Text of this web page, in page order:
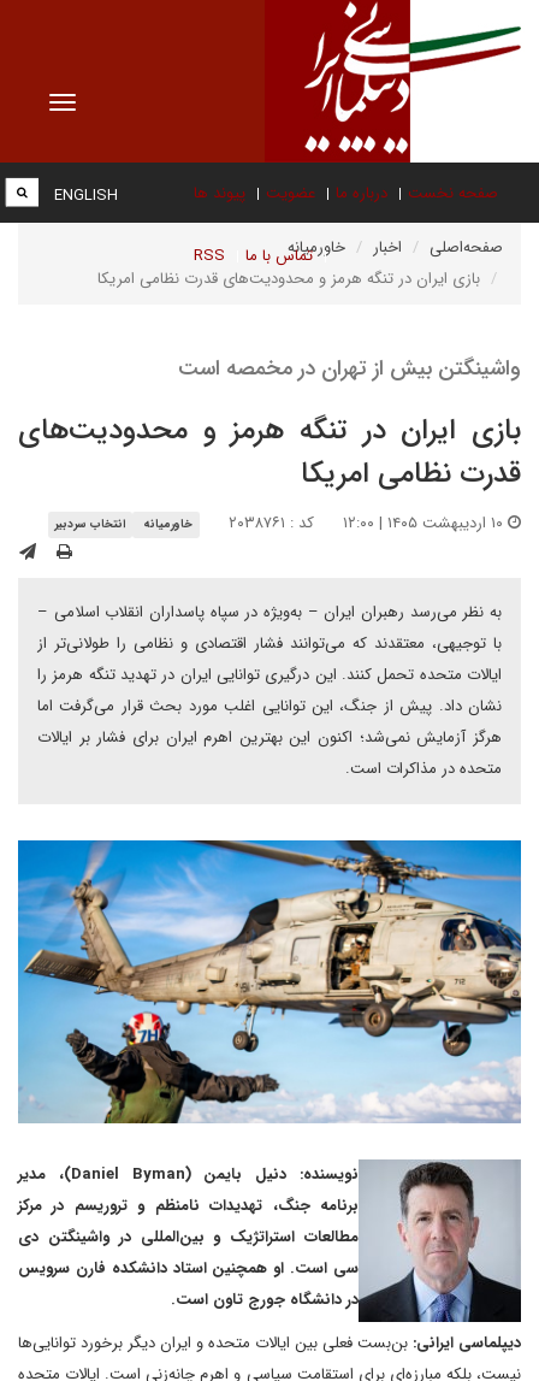
Toggle
صفحه نخست درباره ما عضویت پیوند ها
تماس با ما RSS
ENGLISH
صفحه‌اصلی اخبار
خاورمیانه
بازی ایران در تنگه هرمز و محدودیت‌های قدرت نظامی امریکا
واشینگتن بیش از تهران در مخمصه است
بازی ایران در تنگه هرمز و محدودیت‌های
قدرت نظامی امریکا
کد : ۲۰۳۸۷۶۱ خاورمیانه انتخاب سردبیر
به نظر می‌رسد رهبران ایران – به‌ویژه در سپاه پاسداران انقلاب اسلامی –
با توجیهی، معتقدند که می‌توانند فشار اقتصادی و نظامی را طولانی‌تر از
ایالات متحده تحمل کنند. این درگیری توانایی ایران در تهدید تنگه هرمز را
نشان داد. پیش از جنگ، این توانایی اغلب مورد بحث قرار می‌گرفت اما
هرگز آزمایش نمی‌شد؛ اکنون این بهترین اهرم ایران برای فشار بر ایالات
متحده در مذاکرات است.
نویسنده: دنیل بایمن (Daniel Byman)، مدیر
برنامه جنگ، تهدیدات نامنظم و تروریسم در مرکز
مطالعات استراتژیک و بین‌المللی در واشینگتن دی
سی است. او همچنین استاد دانشکده فارن سرویس
در دانشگاه جورج تاون است.
دیپلماسی ایرانی: بن‌بست فعلی بین ایالات متحده و ایران دیگر برخورد توانایی‌ها
نیست، بلکه مبارزه‌ای برای استقامت سیاسی و اهرم چانه‌زنی است. ایالات متحده